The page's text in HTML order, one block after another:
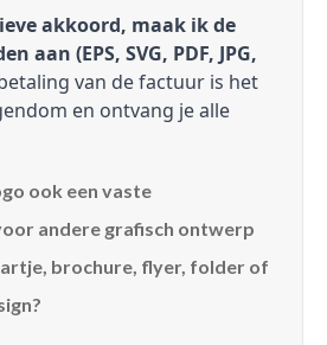
akkoord, maak ik de
aan (EPS, SVG, PDF, JPG,
van de factuur is het
en ontvang je alle
ook een vaste
andere grafisch ontwerp
brochure, flyer, folder of